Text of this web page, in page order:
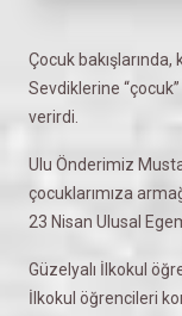
Çocuk
Sevdiklerine
verirdi.
Ulu Önderimiz
çocuklarımıza
23 Nisan Ulusal
Güzelyalı İlkokul
İlkokul öğrencileri